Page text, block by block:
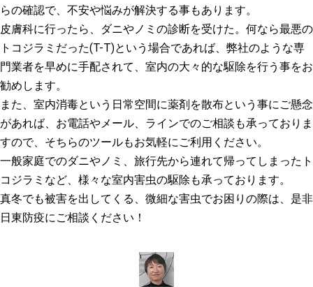
らの確認で、不安や悩みが解決する事もあります。
皮膚科に行ったら、ダニやノミの診断を受けた。何なら最悪の
トコジラミだった(T-T)という場合であれば、弊社のような専
門業者を早めに手配されて、室内の大々的な駆除を行う事をお
勧めします。
また、室内消毒という日常空間に薬剤を散布という事にご懸念
があれば、お電話やメール、ラインでのご相談も承っておりま
すので、そちらのツールもお気軽にご利用ください。
一般家庭でのダニやノミ、旅行先から連れて帰ってしまったト
コジラミなど、様々な室内害虫の駆除も承っております。
真冬でも被害を出してくる、微細な害虫でお困りの際は、是非
日東防疫にご相談ください！